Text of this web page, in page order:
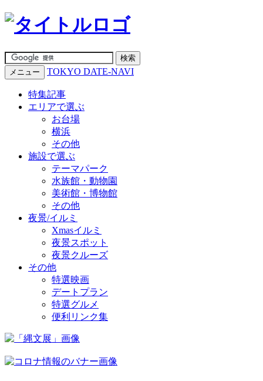
メニュー TOKYO DATE-NAVI
特集記事
エリアで選ぶ
お台場
横浜
その他
施設で選ぶ
テーマパーク
水族館・動物園
美術館・博物館
その他
夜景/イルミ
Xmasイルミ
夜景スポット
夜景クルーズ
その他
特選映画
デートプラン
特選グルメ
便利リンク集